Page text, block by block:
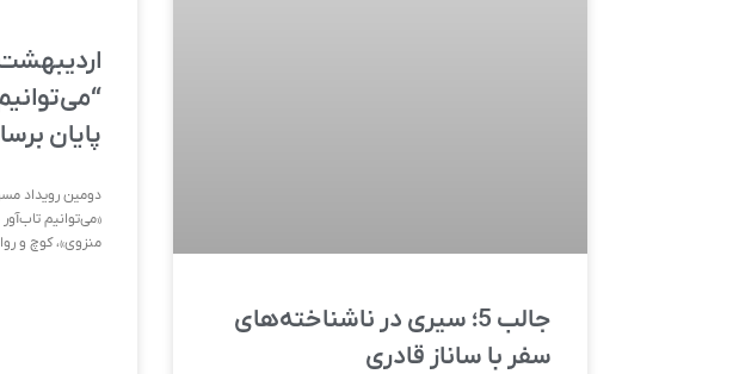
جالب 5؛ سیری در ناشناخته‌های
سفر با ساناز قادری
اردیبهشت
پایان
دومین رویداد
«می‌‌توانیم
منزوی»، کوچ و روانشناس